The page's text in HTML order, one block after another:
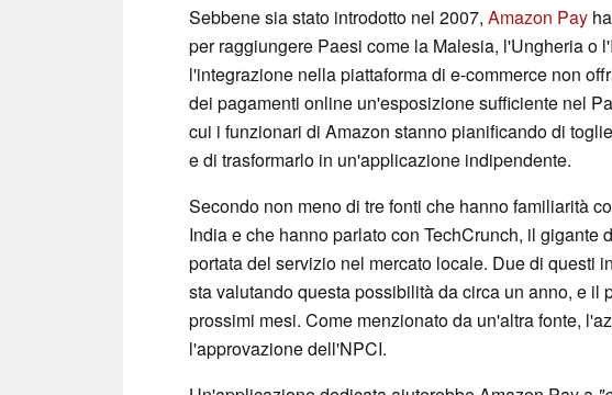
Sebbene sia stato introdotto nel 2007, Amazon Pay
per raggiungere Paesi come la Malesia, l'Ungheria o
l'integrazione nella piattaforma di e-commerce non
dei pagamenti online un'esposizione sufficiente nel
cui i funzionari di Amazon stanno pianificando di
e di trasformarlo in un'applicazione indipendente.
Secondo non meno di tre fonti che hanno familiarità
India e che hanno parlato con TechCrunch, il gigante
portata del servizio nel mercato locale. Due di questi
sta valutando questa possibilità da circa un anno, e il
prossimi mesi. Come menzionato da un'altra fonte,
l'approvazione dell'NPCI.